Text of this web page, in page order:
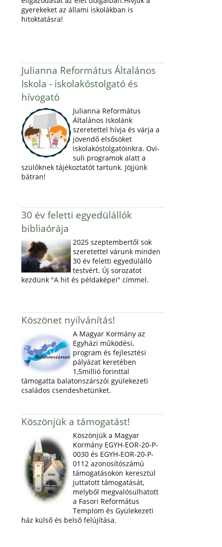
gyerekeket az állami iskolákban is
hitoktatásra!
Julianna Református Általános
Iskola - iskolakóstolgató és
hívogató
Julianna Református
Általános Iskolánk
szeretettel hívja és várja a
jövendő elsősöket
iskolakóstolgatóinkra. Ovi-
suli programok alatt a
szülőknek tájékoztatót tartunk. Jöjjünk
bátran!
30 év feletti egyedülállók
bibliaórája
2025 szeptembertől sok
szeretettel várunk minden
30 év feletti egyedülálló
testvért. Új sorozatot
kezdünk "A hit és példaképei" címmel.
Köszönet nyilvánítás!
A Magyar Kormány az
Egyházi működési,
program és fejlesztési
pályázat keretében
1,5millió forinttal
támogatta balatonszárszói gyülekezeti
családos csendeshetünket.
Köszönjük a támogatást!
Köszönjük a Magyar
Kormány EGYH-EOR-20-P-
0030 és EGYH-EOR-20-P-
0112 azonosítószámú
támogatásokon keresztül
juttatott támogatását,
melyből megvalósulhatott
a Fasori Református
Templom és Gyülekezeti
ház külső és belső felújítása.